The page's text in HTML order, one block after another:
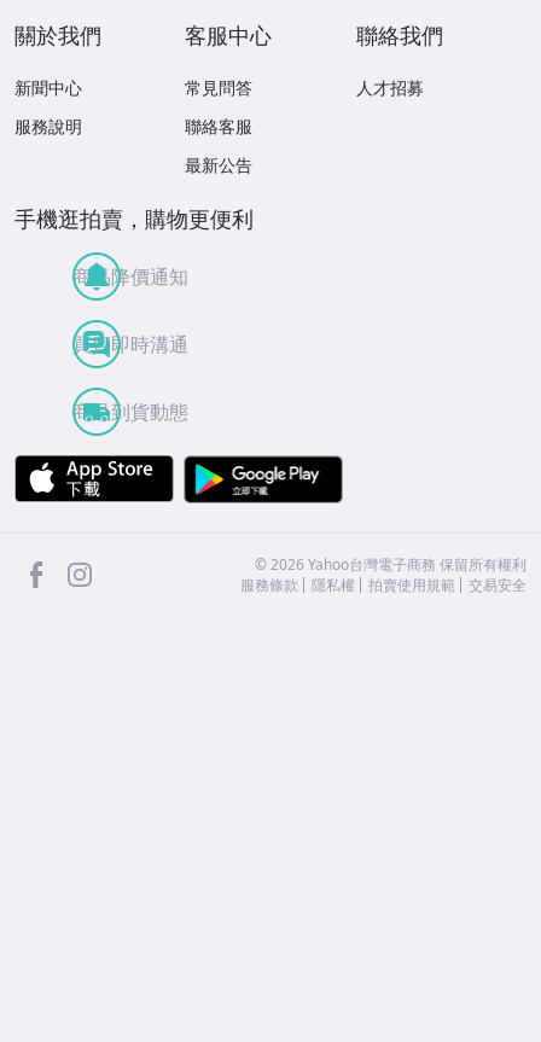
關於我們
新聞中心
服務說明
客服中心
常見問答
聯絡客服
最新公告
聯絡我們
人才招募
手機逛拍賣，購物更便利
商品降價通知
買賣即時溝通
商品到貨動態
APP Store
facebook ©2026 Yahoo台灣電子商務 保留所有權利
服務條款
隱私權 拍賣使用規範 交易安全